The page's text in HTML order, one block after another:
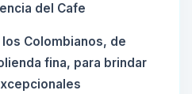
del Cafe
Colombianos, de
fina, para brindar